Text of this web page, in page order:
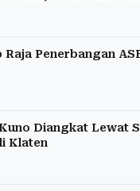
Penerbangan
Diangkat Lewat
Klaten